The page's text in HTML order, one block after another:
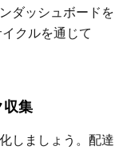
ダッシュボードを
クルを通じて
収集
しましょう。配達